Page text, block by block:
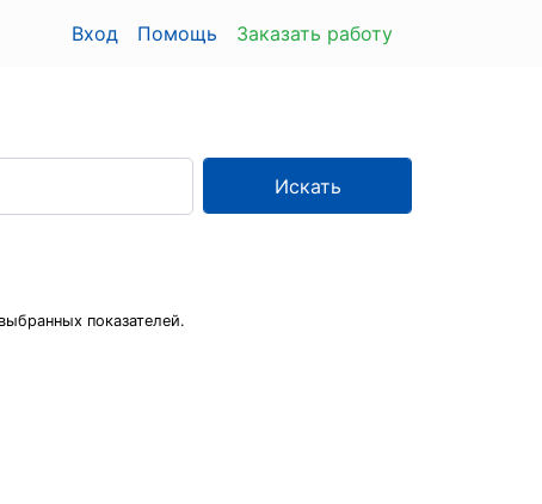
Вход Помощь Заказать работу
Искать
показателей.